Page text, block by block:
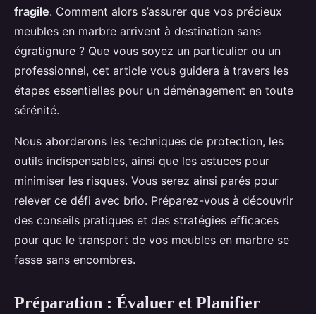
fragile. Comment alors s’assurer que vos précieux
meubles en marbre arrivent à destination sans
égratignure ? Que vous soyez un particulier ou un
professionnel, cet article vous guidera à travers les
étapes essentielles pour un déménagement en toute
sérénité.
Nous aborderons les techniques de protection, les
outils indispensables, ainsi que les astuces pour
minimiser les risques. Vous serez ainsi parés pour
relever ce défi avec brio. Préparez-vous à découvrir
des conseils pratiques et des stratégies efficaces
pour que le transport de vos meubles en marbre se
fasse sans encombres.
Préparation : Évaluer et Planifier